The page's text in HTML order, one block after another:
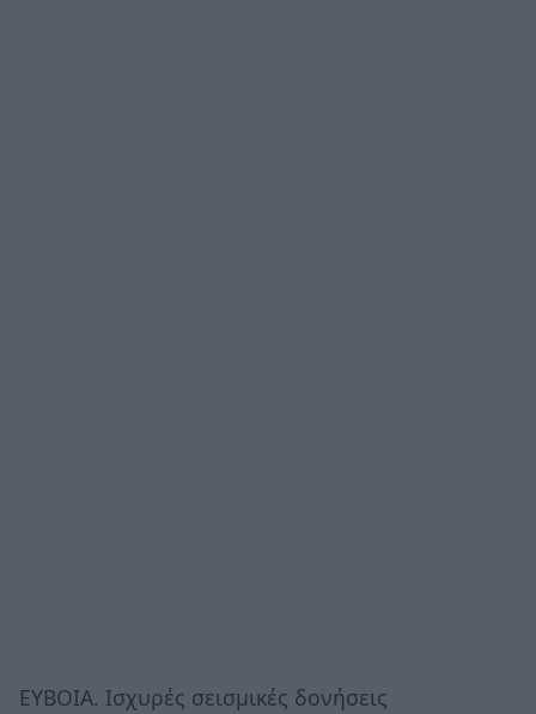
ΕΥΒΟΙΑ. Ισχυρές σεισμικές δονήσεις